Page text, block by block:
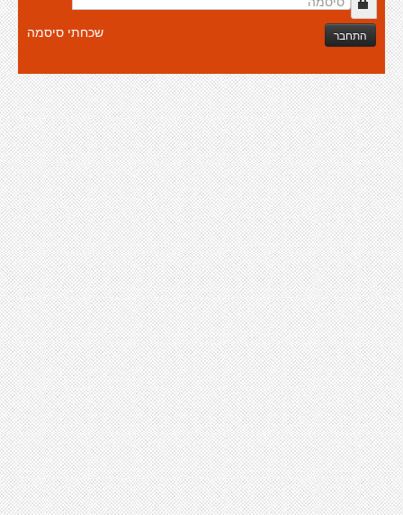
התחבר שכחתי סיסמה